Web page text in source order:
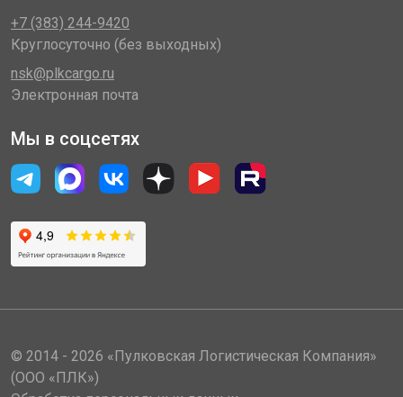
+7 (383) 244-9420
Круглосуточно (без выходных)
nsk@plkcargo.ru
Электронная почта
Мы в соцсетях
© 2014 - 2026 «Пулковская Логистическая Компания»
(ООО «ПЛК»)